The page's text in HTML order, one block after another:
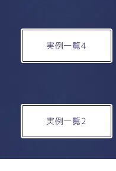
実例一覧4
実例一覧2